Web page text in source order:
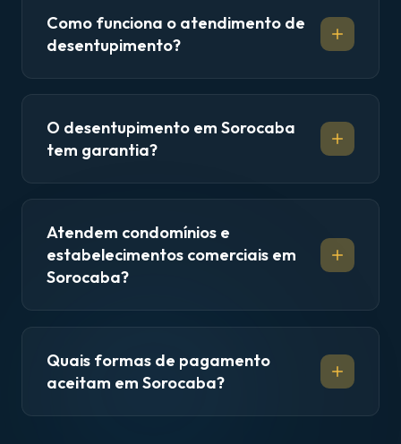
Como funciona o atendimento de
desentupimento?
O desentupimento em Sorocaba
tem garantia?
Atendem condomínios e
estabelecimentos comerciais em
Sorocaba?
Quais formas de pagamento
aceitam em Sorocaba?